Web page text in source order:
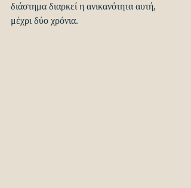
διάστημα διαρκεί η ανικανότητα αυτή,
μέχρι δύο χρόνια.